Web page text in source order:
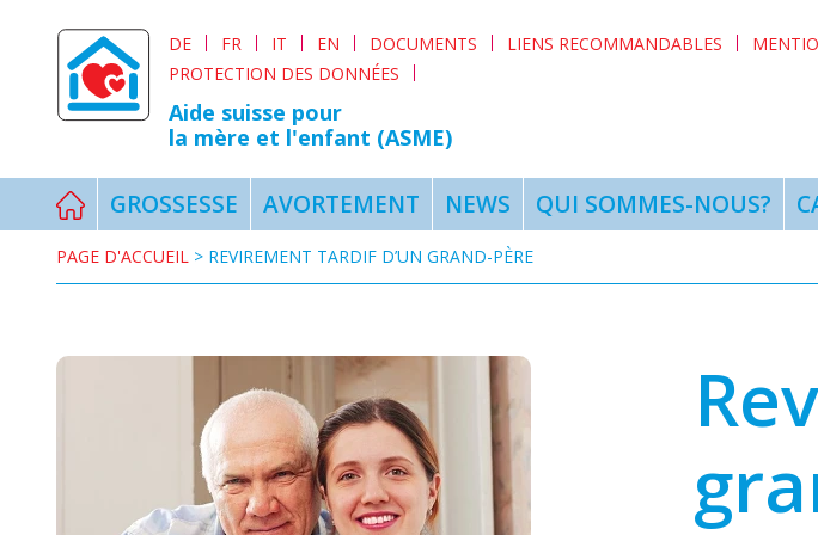
DE FR IT EN DOCUMENTS LIENS RECOMMANDABLES
PROTECTION DES DONNÉES
Aide suisse pour
la mère et l'enfant (ASME)
GROSSESSE AVORTEMENT NEWS QUI SOMMES-NOUS?
PAGE D'ACCUEIL > REVIREMENT TARDIF D’UN GRAND-PÈRE